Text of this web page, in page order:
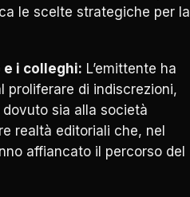
le scelte strategiche per la
e i colleghi: L’emittente ha
proliferare di indiscrezioni,
sia alla società
realtà editoriali che, nel
affiancato il percorso del